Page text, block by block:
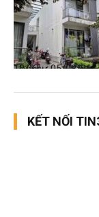
Thời sự
05/08/26, 12:06
KẾT NỐI